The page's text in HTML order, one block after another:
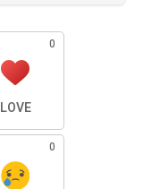
0
LOVE
0